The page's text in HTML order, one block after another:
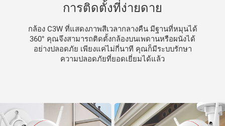
กล้อง C3W ที่แสดงภาพสีเวลากลางคืน มีฐานที่หมุนได้
360° คุณจึงสามารถติดตั้งกล้องบนเพดานหรือผนังได้
อย่างปลอดภัย เพียงแค่ไม่กี่นาที คุณก็มีระบบรักษา
ความปลอดภัยที่ยอดเยี่ยมได้แล้ว
การติดตั้งที่ง่ายดาย